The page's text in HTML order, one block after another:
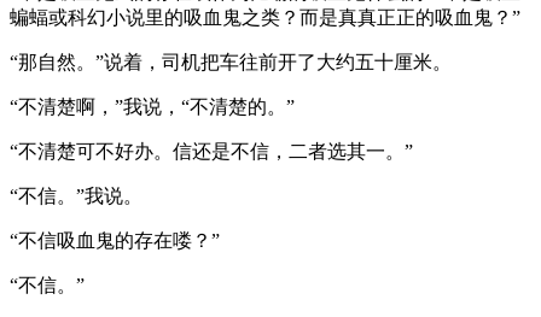
蝙蝠或科幻小说里的吸血鬼之类？而是真真正正的吸血鬼？”
“那自然。”说着，司机把车往前开了大约五十厘米。
“不清楚啊，”我说，“不清楚的。”
“不清楚可不好办。信还是不信，二者选其一。”
“不信。”我说。
“不信吸血鬼的存在喽？”
“不信。”